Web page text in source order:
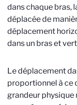
dans chaque bras,
déplacée de
déplacement
dans un bras et
Le déplacement
proportionnel à ce
grandeur physique